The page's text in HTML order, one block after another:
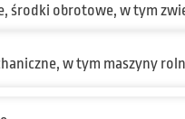
środki obrotowe, w tym
w tym maszyny